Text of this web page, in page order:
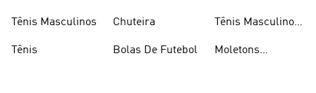
Tênis Masculinos
Tênis
Chuteira
Bolas De Futebol
Tênis Masculino
Moletons